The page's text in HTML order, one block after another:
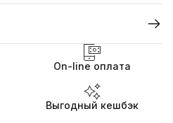
On-line оплата
Выгодный кешбэк